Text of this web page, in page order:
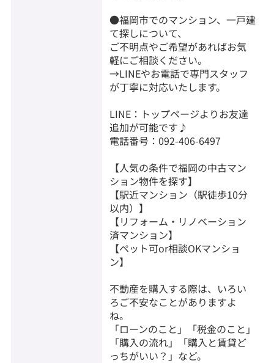
●福岡市でのマンション、一戸建
て探しについて、
ご不明点やご希望があればお気
軽にご相談ください。
→LINEやお電話で専門スタッフ
が丁寧に対応いたします。
LINE：トップページよりお友達
追加が可能です♪
電話番号：092-406-6497
【人気の条件で福岡の中古マン
ション物件を探す】
【駅近マンション（駅徒歩10分
以内）】
【リフォーム・リノベーション
済マンション】
【ペット可or相談OKマンショ
ン】
不動産を購入する際は、いろい
ろご不安なことがありますよ
ね。
「ローンのこと」「税金のこと」
「購入の流れ」「購入と賃貸ど
っちがいい？」など。